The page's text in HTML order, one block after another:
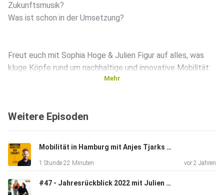
Zukunftsmusik?
Was ist schon in der Umsetzung?
Freut euch mit Sophia Hoge & Julien Figur auf alles, was
kluge Köpfe rund um nachhaltige und innovative Mobilität
In der Introfolge bekommt ihr einen ersten Vorgeschmack,
in den nächsten Monaten erwarten wird und wie es
eigentlich dazu
kam, dass Sophia ab sofort als Co-Host im Podcast ist.
Mehr
Weitere Episoden
Mobilität in Hamburg mit Anjes Tjarks und Kaitlyn
1 Stunde 22 Minuten vor 2 Jahren
#47 - Jahresrückblick 2022 mit Julien & Sophia